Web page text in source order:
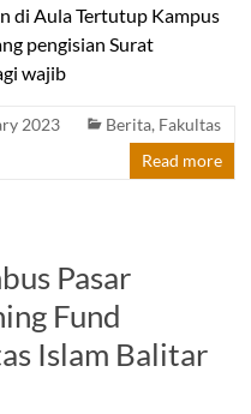
di Aula Tertutup Kampus
pengisian Surat
wajib
2023 Berita, Fakultas
Read more
Pasar
Fund
Islam Balitar